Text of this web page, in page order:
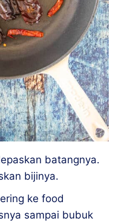
batangnya.
bijinya.
ke food
sampai bubuk